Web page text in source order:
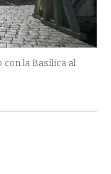
con la Basílica al